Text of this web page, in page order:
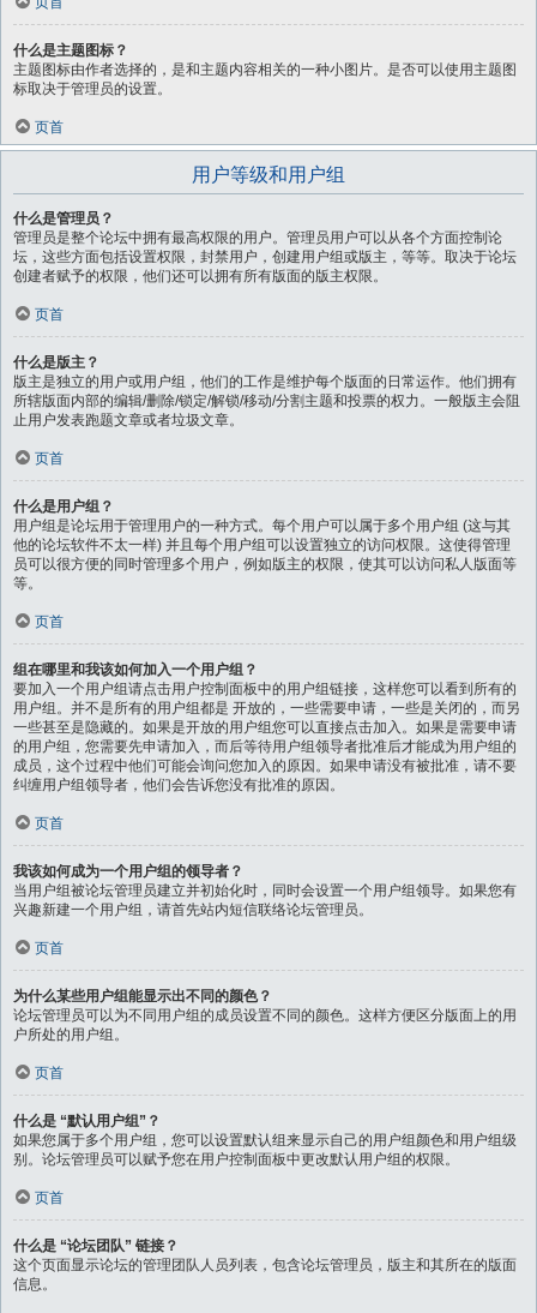
什么是主题图标？
主题图标由作者选择的，是和主题内容相关的一种小图片。是否可以使用主题图
标取决于管理员的设置。
页首
用户等级和用户组
什么是管理员？
管理员是整个论坛中拥有最高权限的用户。管理员用户可以从各个方面控制论
坛，这些方面包括设置权限，封禁用户，创建用户组或版主，等等。取决于论坛
创建者赋予的权限，他们还可以拥有所有版面的版主权限。
页首
什么是版主？
版主是独立的用户或用户组，他们的工作是维护每个版面的日常运作。他们拥有
所辖版面内部的编辑/删除/锁定/解锁/移动/分割主题和投票的权力。一般版主会阻
止用户发表跑题文章或者垃圾文章。
页首
什么是用户组？
用户组是论坛用于管理用户的一种方式。每个用户可以属于多个用户组 (这与其
他的论坛软件不太一样) 并且每个用户组可以设置独立的访问权限。这使得管理
员可以很方便的同时管理多个用户，例如版主的权限，使其可以访问私人版面等
等。
页首
组在哪里和我该如何加入一个用户组？
要加入一个用户组请点击用户控制面板中的用户组链接，这样您可以看到所有的
用户组。并不是所有的用户组都是 开放的，一些需要申请，一些是关闭的，而另
一些甚至是隐藏的。如果是开放的用户组您可以直接点击加入。如果是需要申请
的用户组，您需要先申请加入，而后等待用户组领导者批准后才能成为用户组的
成员，这个过程中他们可能会询问您加入的原因。如果申请没有被批准，请不要
纠缠用户组领导者，他们会告诉您没有批准的原因。
页首
我该如何成为一个用户组的领导者？
当用户组被论坛管理员建立并初始化时，同时会设置一个用户组领导。如果您有
兴趣新建一个用户组，请首先站内短信联络论坛管理员。
页首
为什么某些用户组能显示出不同的颜色？
论坛管理员可以为不同用户组的成员设置不同的颜色。这样方便区分版面上的用
户所处的用户组。
页首
什么是 “默认用户组”？
如果您属于多个用户组，您可以设置默认组来显示自己的用户组颜色和用户组级
别。论坛管理员可以赋予您在用户控制面板中更改默认用户组的权限。
页首
什么是 “论坛团队” 链接？
这个页面显示论坛的管理团队人员列表，包含论坛管理员，版主和其所在的版面
信息。